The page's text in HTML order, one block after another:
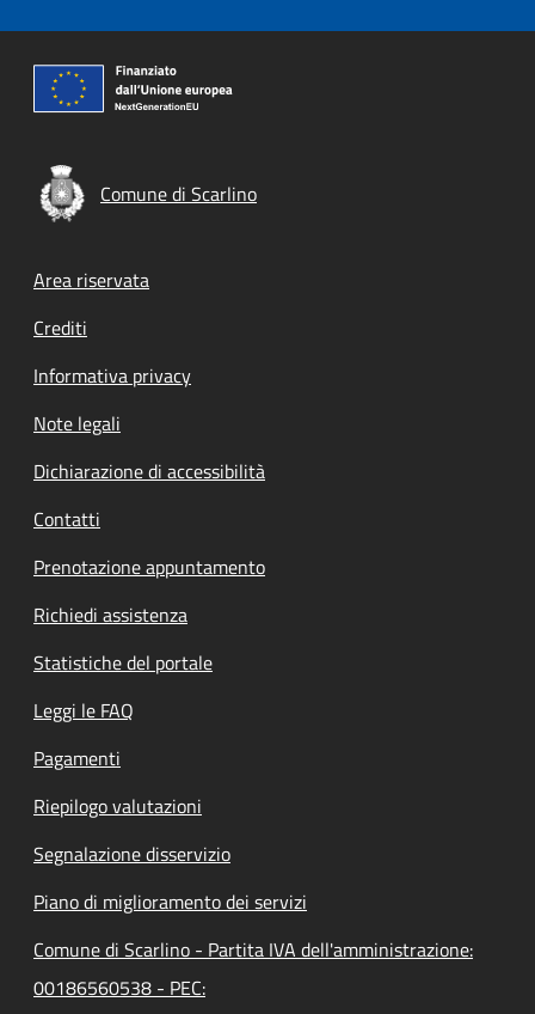
Comune di Scarlino
Footer menu
Area riservata
Crediti
Informativa privacy
Note legali
Dichiarazione di accessibilità
Contatti
Prenotazione appuntamento
Richiedi assistenza
Statistiche del portale
Leggi le FAQ
Pagamenti
Riepilogo valutazioni
Segnalazione disservizio
Piano di miglioramento dei servizi
Comune di Scarlino - Partita IVA dell'amministrazione:
00186560538 - PEC: